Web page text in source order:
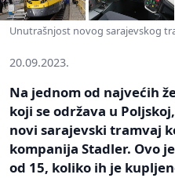
Unutrašnjost novog sarajevskog
20.09.2023.
Na jednom od najvećih
koji se održava u
novi sarajevski tramvaj
kompanija Stadler. Ovo
od 15, koliko ih je